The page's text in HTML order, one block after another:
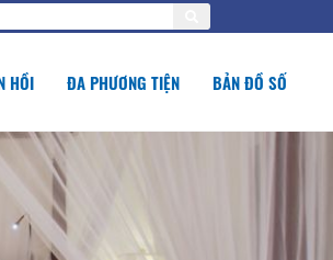
HỒI ĐA PHƯƠNG TIỆN BẢN ĐỒ SỐ